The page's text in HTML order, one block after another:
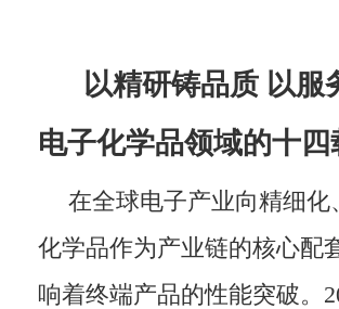
以精研铸品质 以
电子化学品领域的十四
在全球电子产业向精细
化学品作为产业链的核心配
响着终端产品的性能突破。